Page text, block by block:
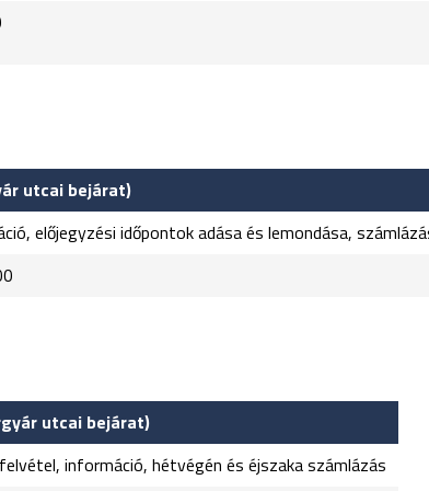
utcai bejárat)
előjegyzési időpontok adása és lemondása,
utcai bejárat)
információ, hétvégén és éjszaka számlázás